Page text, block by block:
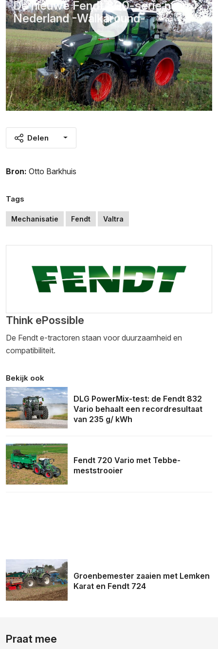
De nieuwe Fendt 800-serie nu in
Nederland -Walkaround-
Delen
Bron: Otto Barkhuis
Tags
Mechanisatie Fendt Valtra
Think ePossible
De Fendt e-tractoren staan voor duurzaamheid en
compatibiliteit.
Bekijk ook
DLG PowerMix-test: de Fendt 832
Vario behaalt een recordresultaat
van 235 g/ kWh
Fendt 720 Vario met Tebbe-
meststrooier
Groenbemester zaaien met Lemken
Karat en Fendt 724
Praat mee